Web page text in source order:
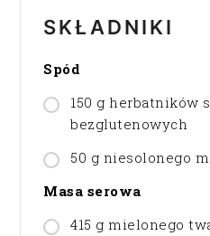
SKŁADNIKI
Spód
150 g herbatników
bezglutenowych
50 g niesolonego
Masa serowa
415 g mielonego